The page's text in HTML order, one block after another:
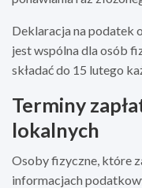
Deklaracja na podatek
jest wspólna dla osób
składać do 15 lutego
Terminy
lokalnych
Osoby fizyczne, które
informacjach